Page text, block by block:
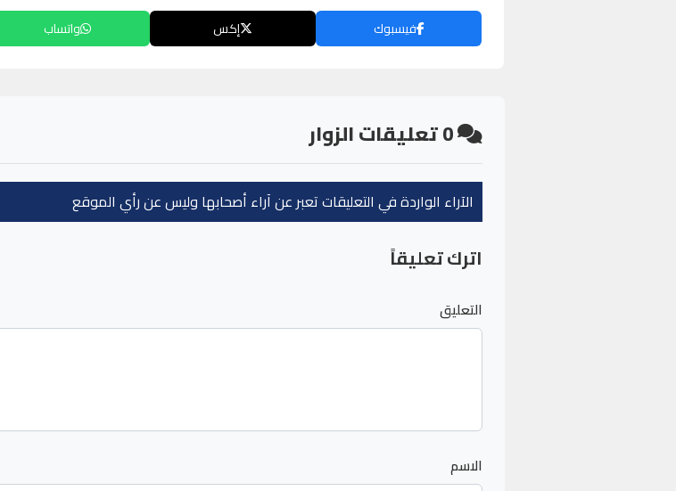
فيسبوك إكس واتساب
0تعليقات الزوار
الآراء الواردة في التعليقات تعبر عن آراء أصحابها وليس عن رأي الموقع
اترك تعليقاً
التعليق
الاسم